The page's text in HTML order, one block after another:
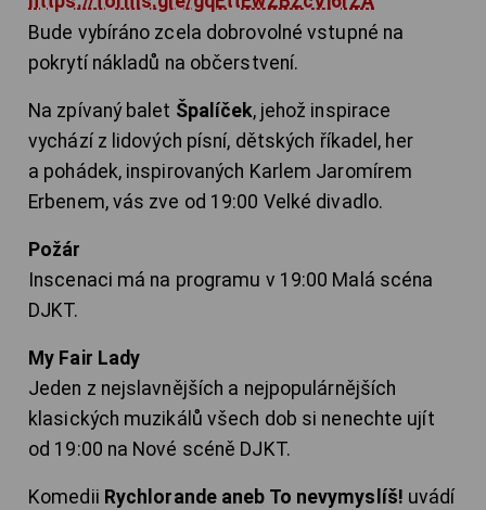
Bude vybíráno zcela dobrovolné vstupné na
pokrytí nákladů na občerstvení.
Na zpívaný balet Špalíček, jehož inspirace
vychází z lidových písní, dětských říkadel, her
a pohádek, inspirovaných Karlem Jaromírem
Erbenem, vás zve od 19:00 Velké divadlo.
Požár
Inscenaci má na programu v 19:00 Malá scéna
DJKT.
My Fair Lady
Jeden z nejslavnějších a nejpopulárnějších
klasických muzikálů všech dob si nenechte ujít
od 19:00 na Nové scéně DJKT.
Komedii Rychlorande aneb To nevymyslíš! uvádí